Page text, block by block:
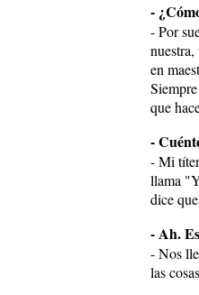
-
- Por
en
que
-
- Mi
llama
dice
- Ah.
- Nos
las